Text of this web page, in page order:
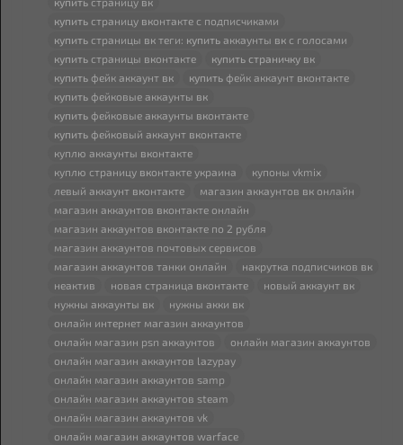
купить страницу вконтакте с подписчиками
купить страницы вк теги: купить аккаунты вк с голосами
купить страницы вконтакте купить страничку вк
купить фейк аккаунт вк купить фейк аккаунт вконтакте
купить фейковые аккаунты вк
купить фейковые аккаунты вконтакте
купить фейковый аккаунт вконтакте
куплю аккаунты вконтакте
куплю страницу вконтакте украина
купоны vkmix
левый аккаунт вконтакте магазин аккаунтов вк онлайн
магазин аккаунтов вконтакте онлайн
магазин аккаунтов вконтакте по 2 рубля
магазин аккаунтов почтовых сервисов
магазин аккаунтов танки онлайн
накрутка подписчиков вк
неактив
новая страница вконтакте новый аккаунт вк
нужны аккаунты вк нужны акки вк
онлайн интернет магазин аккаунтов
онлайн магазин psn аккаунтов
онлайн магазин аккаунтов
онлайн магазин аккаунтов lazypay
онлайн магазин аккаунтов samp
онлайн магазин аккаунтов steam
онлайн магазин аккаунтов vk
онлайн магазин аккаунтов warface